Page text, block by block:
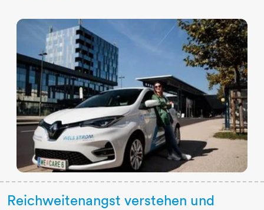
Reichweitenangst verstehen und